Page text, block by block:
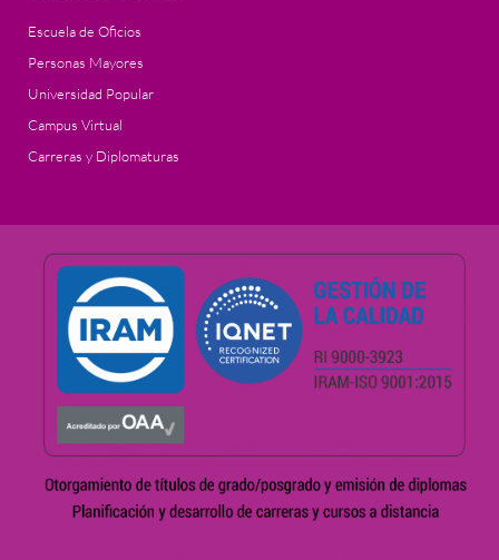
Escuela de Oficios
Personas Mayores
Universidad Popular
Campus Virtual
Carreras y Diplomaturas